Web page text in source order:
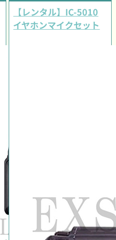
【レンタル】IC-5010
イヤホンマイクセット